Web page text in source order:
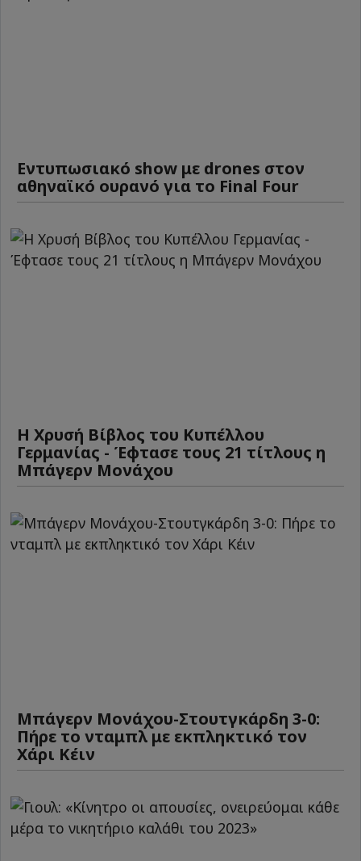
Εντυπωσιακό show με drones στον
αθηναϊκό ουρανό για το Final Four
Η Χρυσή Βίβλος του Κυπέλλου
Γερμανίας - Έφτασε τους 21 τίτλους η
Μπάγερν Μονάχου
Μπάγερν Μονάχου-Στουτγκάρδη 3-0:
Πήρε το νταμπλ με εκπληκτικό τον
Χάρι Κέιν